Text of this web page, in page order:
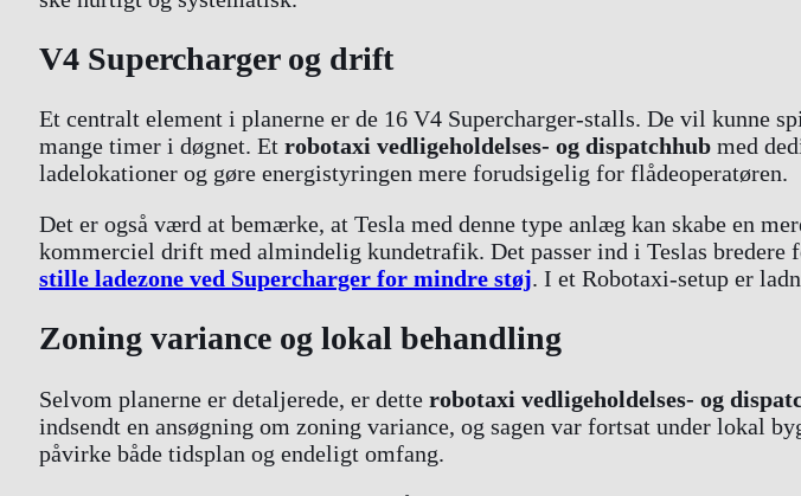
V4 Supercharger og drift
Et centralt element i planerne er de 16 V4 Supercharger-stalls. De vil
mange timer i døgnet. Et robotaxi vedligeholdelses- og dispatchhub med
ladelokationer og gøre energistyringen mere forudsigelig for flådeoperatøren.
Det er også værd at bemærke, at Tesla med denne type anlæg kan skabe en
kommerciel drift med almindelig kundetrafik. Det passer ind i Teslas bredere
stille ladezone ved Supercharger for mindre støj. I et Robotaxi-setup er
Zoning variance og lokal behandling
Selvom planerne er detaljerede, er dette robotaxi vedligeholdelses- og
indsendt en ansøgning om zoning variance, og sagen var fortsat under lokal
påvirke både tidsplan og endeligt omfang.